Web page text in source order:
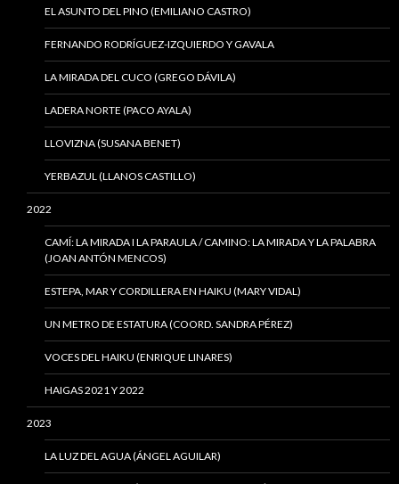
EL ASUNTO DEL PINO (EMILIANO CASTRO)
FERNANDO RODRÍGUEZ-IZQUIERDO Y GAVALA
LA MIRADA DEL CUCO (GREGO DÁVILA)
LADERA NORTE (PACO AYALA)
LLOVIZNA (SUSANA BENET)
YERBAZUL (LLANOS CASTILLO)
2022
CAMÍ: LA MIRADA I LA PARAULA / CAMINO: LA MIRADA Y LA PALABRA
(JOAN ANTÓN MENCOS)
ESTEPA, MAR Y CORDILLERA EN HAIKU (MARY VIDAL)
UN METRO DE ESTATURA (COORD. SANDRA PÉREZ)
VOCES DEL HAIKU (ENRIQUE LINARES)
HAIGAS 2021 Y 2022
2023
LA LUZ DEL AGUA (ÁNGEL AGUILAR)